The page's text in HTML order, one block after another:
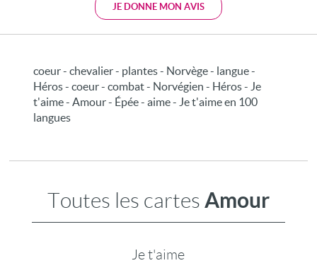
JE DONNE MON AVIS
coeur - chevalier - plantes - Norvège - langue -
Héros - coeur - combat - Norvégien - Héros - Je
t'aime - Amour - Épée - aime - Je t'aime en 100
langues
Toutes les cartes Amour
Je t'aime